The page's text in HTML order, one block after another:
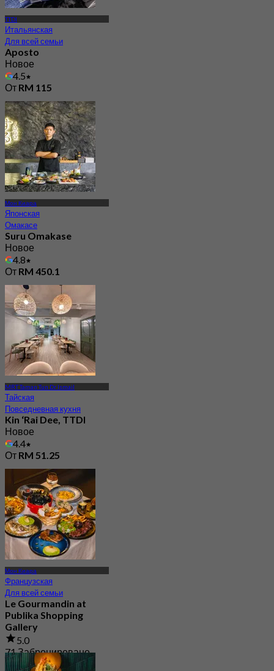
TTDI
Итальянская
Для всей семьи
Aposto
Новое
4.5
От RM 115
Мон Киара
Японская
Омакасе
Suru Omakase
Новое
4.8
От RM 450.1
MRT Taman Tun Dr Ismail
Тайская
Повседневная кухня
Kin ‘Rai Dee, TTDI
Новое
4.4
От RM 51.25
Мон Киара
Французская
Для всей семьи
Le Gourmandin at
Publika Shopping
Gallery
5.0
71 Забронировано
ОтRM 73